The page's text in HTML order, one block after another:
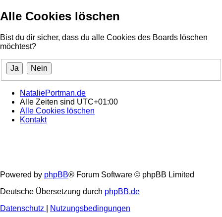
Alle Cookies löschen
Bist du dir sicher, dass du alle Cookies des Boards löschen
möchtest?
NataliePortman.de
Alle Zeiten sind UTC+01:00
Alle Cookies löschen
Kontakt
Powered by phpBB® Forum Software © phpBB Limited
Deutsche Übersetzung durch phpBB.de
Datenschutz
Nutzungsbedingungen